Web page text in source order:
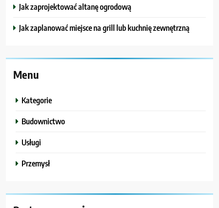
Jak zaprojektować altanę ogrodową
Jak zaplanować miejsce na grill lub kuchnię zewnętrzną
Menu
Kategorie
Budownictwo
Usługi
Przemysł